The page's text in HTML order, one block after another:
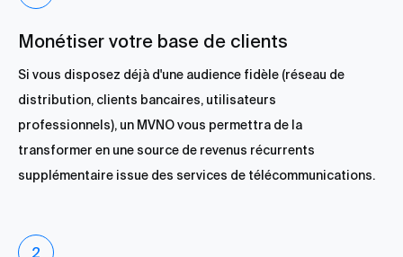
Monétiser votre base de clients
Si vous disposez déjà d'une audience fidèle (réseau de
distribution, clients bancaires, utilisateurs
professionnels), un MVNO vous permettra de la
transformer en une source de revenus récurrents
supplémentaire issue des services de télécommunications.